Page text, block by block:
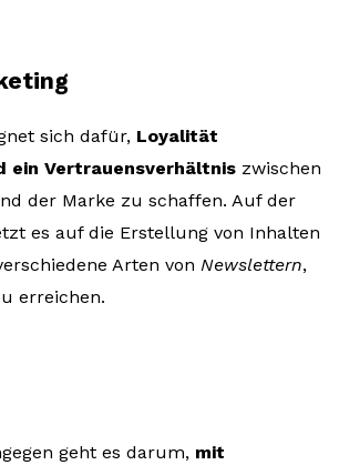
sich dafür, Loyalität
ein Vertrauensverhältnis zwischen
der Marke zu schaffen. Auf der
es auf die Erstellung von Inhalten
Arten von Newslettern,
erreichen.
geht es darum, mit